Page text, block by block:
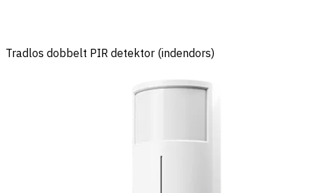
Tradlos dobbelt PIR detektor (indendors)